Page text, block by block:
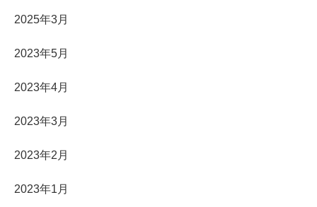
2025年3月
2023年5月
2023年4月
2023年3月
2023年2月
2023年1月